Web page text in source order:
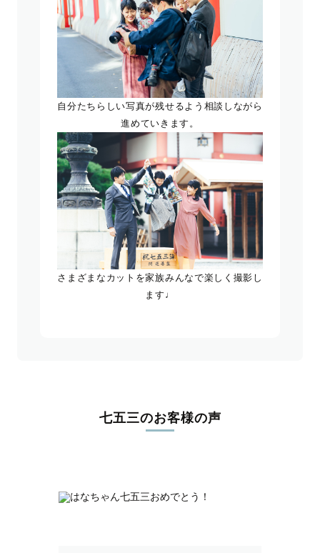
自分たちらしい写真が残せるよう相談しながら
進めていきます。
さまざまなカットを家族みんなで楽しく撮影し
ます♩
七五三のお客様の声